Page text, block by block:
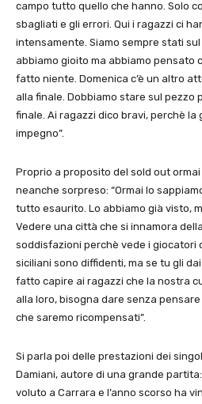
campo tutto quello che hanno. Solo
sbagliati e gli errori. Qui i ragazzi ci
intensamente. Siamo sempre stati
abbiamo gioito ma abbiamo pensato
fatto niente. Domenica c’è un altro
alla finale. Dobbiamo stare sul pezzo
finale. Ai ragazzi dico bravi, perchè la
impegno”.
Proprio a proposito del sold out
neanche sorpreso: “Ormai lo
tutto esaurito. Lo abbiamo già visto,
Vedere una città che si innamora
soddisfazioni perchè vede i giocatori
siciliani sono diffidenti, ma se tu gli
fatto capire ai ragazzi che la nostra
alla loro, bisogna dare senza
che saremo ricompensati”.
Si parla poi delle prestazioni dei
Damiani, autore di una grande partita:
voluto a Carrara e l’anno scorso ha